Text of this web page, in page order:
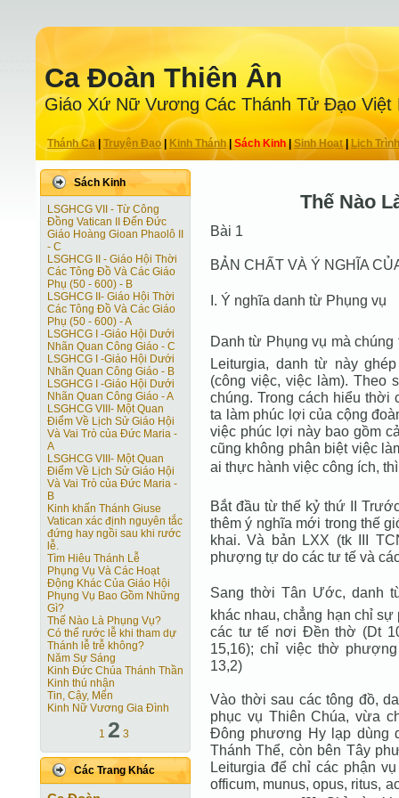
Ca Ðoàn Thiên Ân
Giáo Xứ Nữ Vương Các Thánh Tử Ðạo Việt
Thánh Ca Truyện Ðạo| Kinh Thánh Sách Kinh|Sinh Hoạt| Lịch Trình
Sách Kinh
LSGHCG VII - Từ Công
Ðồng Vatican II Ðến Ðức
Giáo Hoàng Gioan Phaolô II
- C
LSGHCG II - Giáo Hội Thời
Các Tông Ðồ Và Các Giáo
Phụ (50 - 600) - B
LSGHCG II- Giáo Hội Thời
Các Tông Ðồ Và Các Giáo
Phụ (50 - 600) - A
LSGHCG I -Giáo Hội Dưới
Nhãn Quan Công Giáo - C
LSGHCG I -Giáo Hội Dưới
Nhãn Quan Công Giáo - B
LSGHCG I -Giáo Hội Dưới
Nhãn Quan Công Giáo - A
LSGHCG VIII- Một Quan
Ðiểm Về Lịch Sử Giáo Hội
Và Vai Trò của Ðức Maria -
A
LSGHCG VIII- Một Quan
Ðiểm Về Lịch Sử Giáo Hội
Và Vai Trò của Ðức Maria -
B
Kinh khấn Thánh Giuse
Vatican xác định nguyên tắc
đứng hay ngồi sau khi rước
lễ.
Tìm Hiêu Thánh Lễ
Phụng Vụ Và Các Hoạt
Động Khác Của Giáo Hội
Phụng Vụ Bao Gồm Những
Gì?
Thế Nào Là Phụng Vụ?
Có thể rước lễ khi tham dự
Thánh lễ trễ không?
Năm Sự Sáng
Kinh Đức Chúa Thánh Thần
Kinh thú nhận
Tin, Cậy, Mến
Kinh Nữ Vương Gia Đình
1 2 3
Các Trang Khác
Thế Nào
Bài 1
BẢN CHẤT VÀ Ý NGHĨA
I. Ý nghĩa danh từ Phụng vụ
Danh từ Phụng vụ mà
Leiturgia, danh từ này
(công việc, việc làm). Theo
chúng. Trong cách hiểu
ta làm phúc lợi của cộng
việc phúc lợi này bao gồm
cũng không phân biệt việc
ai thực hành việc công ích, thì
Bắt đầu từ thế kỷ thứ II
thêm ý nghĩa mới trong thế
khai. Và bản LXX (tk III
phượng tự do các tư tế và
Sang thời Tân Ước, danh
khác nhau, chẳng hạn chỉ
các tư tế nơi Đền thờ (Dt
15,16); chỉ việc thờ
13,2)
Vào thời sau các tông đồ,
phục vụ Thiên Chúa, vừa
Đông phương Hy lạp dùng
Thánh Thể, còn bên Tây
Leiturgia để chỉ các phận
officum, munus, opus, ritus,